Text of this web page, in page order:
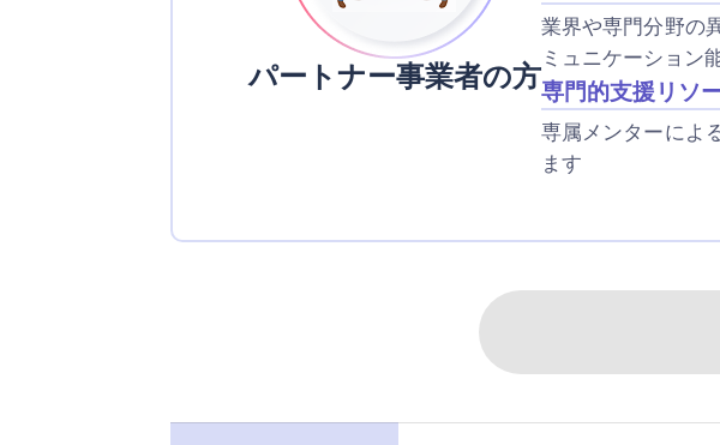
パートナー事業者の方
業界や専門分野の
ミュニケーション
専門的支援リソ
専属メンターによ
ます